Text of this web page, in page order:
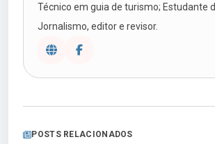
Técnico em guia de turismo; Estudante
Jornalismo, editor e revisor.
POSTS RELACIONADOS